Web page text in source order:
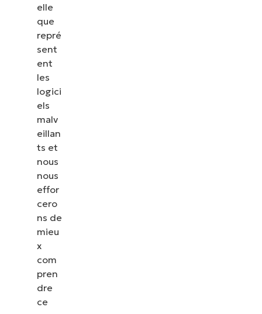
elle
que
repré
sent
ent
les
logici
els
malv
eillan
ts et
nous
nous
effor
cero
ns de
mieu
x
com
pren
dre
ce